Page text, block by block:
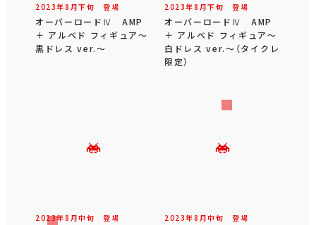
2023年8 月下旬 登場
オーバーロードⅣ AMP
＋ アルベド フィギュア～
黒ドレス ver.～
2023年8 月下旬 登場
オーバーロードⅣ AMP
＋ アルベド フィギュア～
白ドレス ver.～（タイクレ
限定）
2023年8 月中旬 登場 2023年8 月中旬 登場